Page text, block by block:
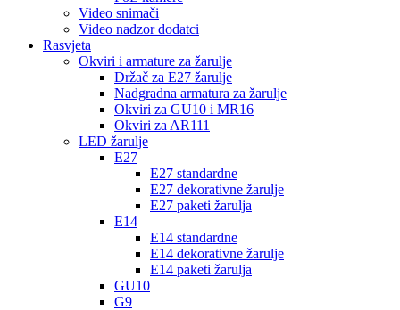
Video snimači
Video nadzor dodatci
Rasvjeta
Okviri i armature za žarulje
Držač za E27 žarulje
Nadgradna armatura za žarulje
Okviri za GU10 i MR16
Okviri za AR111
LED žarulje
E27
E27 standardne
E27 dekorativne žarulje
E27 paketi žarulja
E14
E14 standardne
E14 dekorativne žarulje
E14 paketi žarulja
GU10
G9